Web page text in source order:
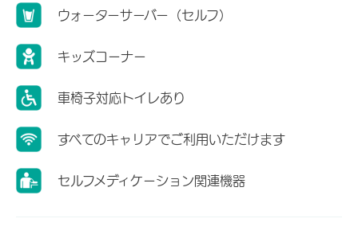
ウォーターサーバー（セルフ）
キッズコーナー
車椅子対応トイレあり
すべてのキャリアでご利用いただけます
セルフメディケーション関連機器